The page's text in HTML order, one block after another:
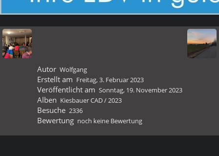
Autor Wolfgang
Erstellt am Freitag, 3. Februar 2023
Veröffentlicht am Sonntag, 19. November 2023
Alben Kiesbauer CAD/2023
Besuche 2336
Bewertung noch keine Bewertung